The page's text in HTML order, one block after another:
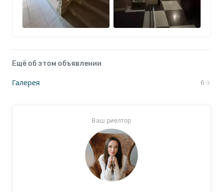
Ещё об этом объявлении
Галерея 6
Ваш риелтор